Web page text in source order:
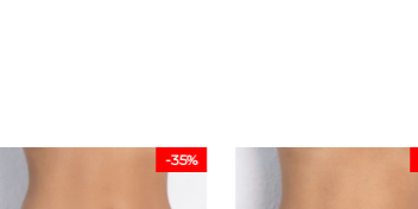
-35%